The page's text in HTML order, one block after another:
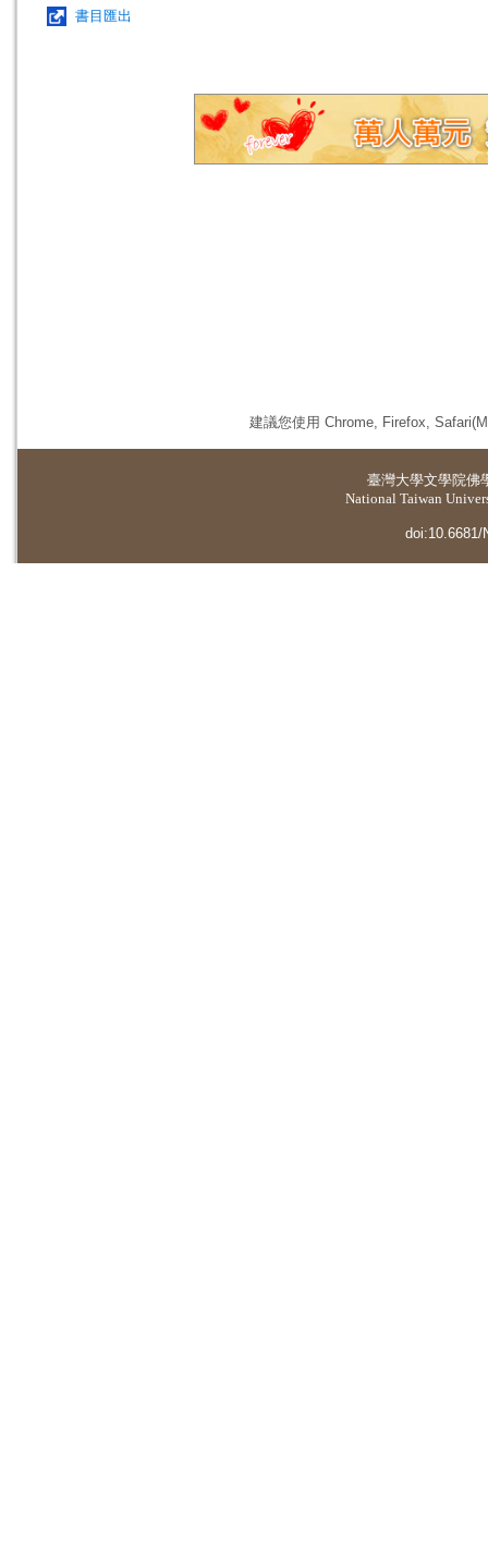
書目匯出
建議您使用 Chrome, Firefox,
臺灣大學文學院佛
National Taiwan
doi:10.6681/